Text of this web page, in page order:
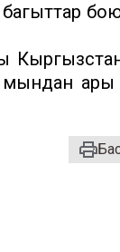
ары